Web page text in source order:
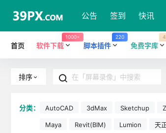
公告 签到 快讯
首页 软件下载
1000+
脚本插件
220
免费字库
排序
分类： AutoCAD 3dMax Sketchup
Maya Revit(BIM) Lumion 天